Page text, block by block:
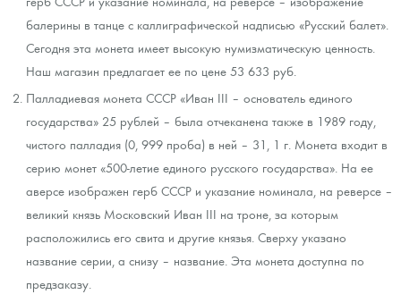
балерины в танце с каллиграфической надписью «Русский балет».
Сегодня эта монета имеет высокую нумизматическую ценность.
Наш магазин предлагает ее по цене 53 633 руб.
Палладиевая монета СССР «Иван III – основатель единого
государства» 25 рублей – была отчеканена также в 1989 году,
чистого палладия (0, 999 проба) в ней – 31, 1 г. Монета входит в
серию монет «500-летие единого русского государства». На ее
аверсе изображен герб СССР и указание номинала, на реверсе –
великий князь Московский Иван III на троне, за которым
расположились его свита и другие князья. Сверху указано
название серии, а снизу – название. Эта монета доступна по
предзаказу.